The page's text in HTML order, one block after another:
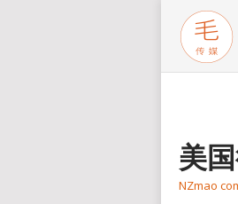
美
NZmao